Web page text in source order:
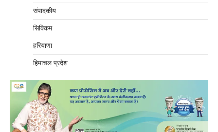
संपादकीय
सिक्किम
हरियाणा
हिमाचल प्रदेश